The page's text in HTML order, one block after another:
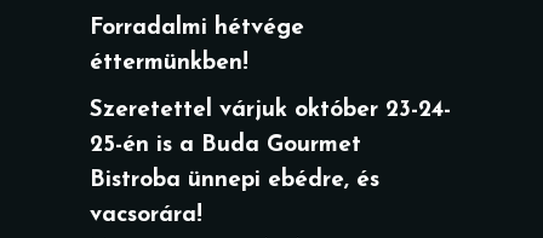
Forradalmi hétvége
éttermünkben!
Szeretettel várjuk október 23-24-
25-én is a Buda Gourmet
Bistroba ünnepi ebédre, és
vacsorára!